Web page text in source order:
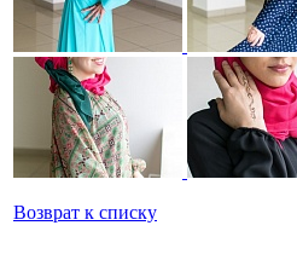
Возврат к списку